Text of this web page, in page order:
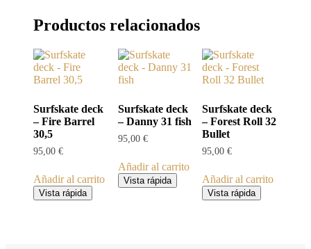
Productos relacionados
Surfskate deck
– Fire Barrel
30,5
95,00 €
Añadir al carrito
Vista rápida
Surfskate deck
– Danny 31 fish
95,00 €
Añadir al carrito
Vista rápida
Surfskate deck
– Forest Roll 32
Bullet
95,00€
Añadir al carrito
Vista rápida